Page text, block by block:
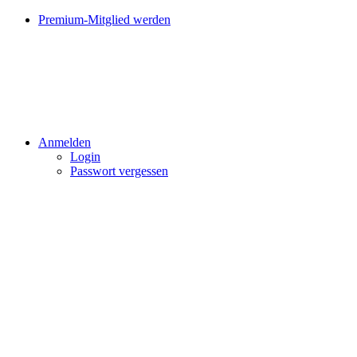
Premium-Mitglied werden
Anmelden
Login
Passwort vergessen